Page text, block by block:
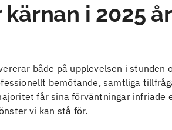
i 2025
både på upplevelsen i stunden
bemötande, samtliga
får sina förväntningar infriade
vi kan stå för.